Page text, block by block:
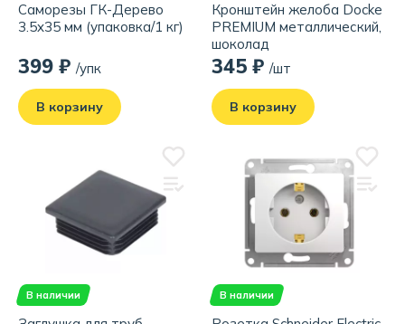
Саморезы ГК-Дерево
3.5x35 мм (упаковка/1 кг)
399 ₽ /упк
В корзину
Кронштейн желоба Docke
PREMIUM металлический,
шоколад
345 ₽ /шт
В корзину
В наличии В наличии